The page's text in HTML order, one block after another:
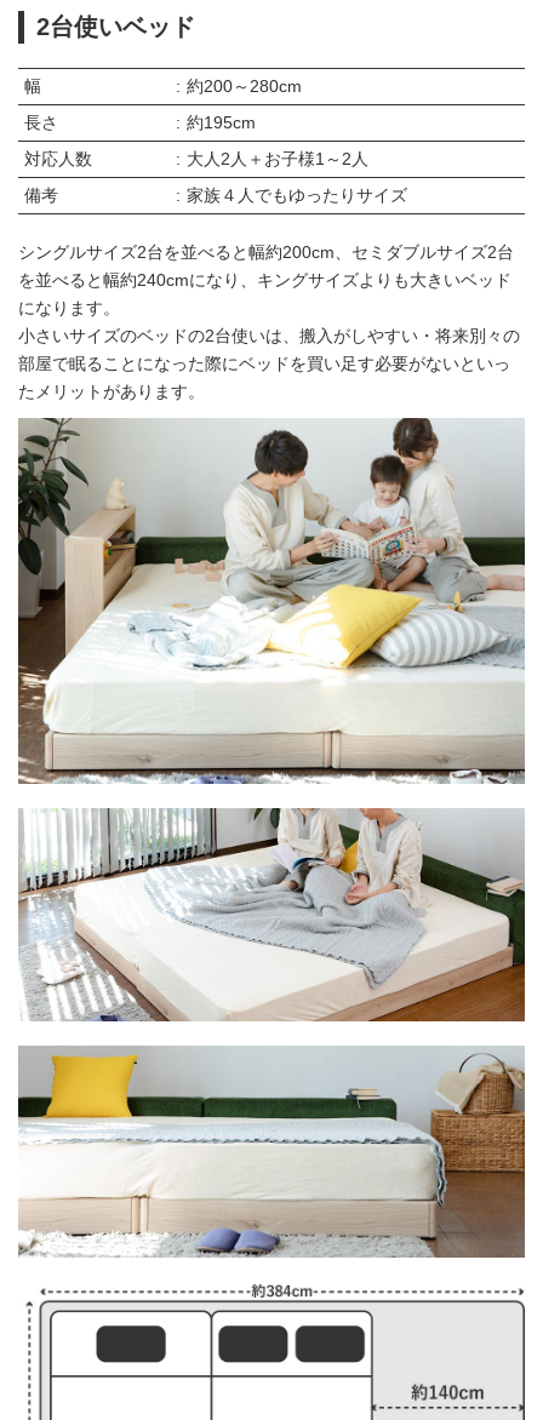
2台使いベッド
幅
約200～280cm
長さ
約195cm
対応人数
大人2人＋お子様1～2人
備考
家族４人でもゆったりサイズ
シングルサイズ2台を並べると幅約200cm、セミダブルサイズ2台
を並べると幅約240cmになり、キングサイズよりも大きいベッド
になります。
小さいサイズのベッドの2台使いは、搬入がしやすい・将来別々の
部屋で眠ることになった際にベッドを買い足す必要がないといっ
たメリットがあります。